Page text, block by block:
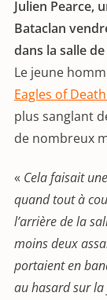
Julien Pearce,
Bataclan
dans la salle
Le jeune
Eagles of
plus sanglant
de nombreux
« Cela faisait
quand tout à
l’arrière de la
moins deux
portaient en
au hasard sur